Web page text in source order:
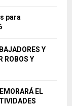
para
Y
ROBOS Y
EL